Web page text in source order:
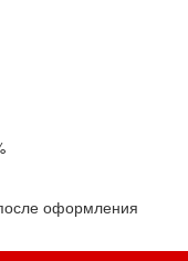
оформления